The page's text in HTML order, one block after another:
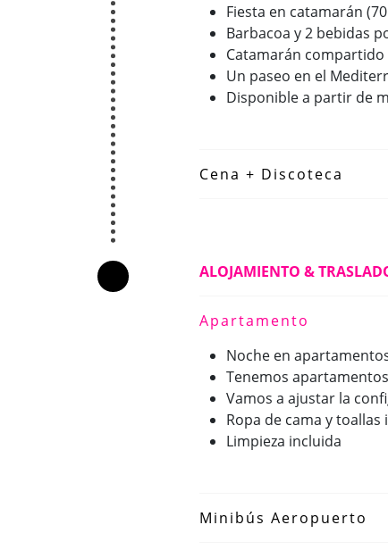
Fiesta en catamarán
Barbacoa y 2 bebidas
Catamarán
Un paseo en el
Disponible a partir de
Cena + Discoteca
ALOJAMIENTO &
Apartamento
Noche en
Tenemos
Vamos a ajustar la
Ropa de cama y toallas
Limpieza incluida
Minibús Aeropuerto